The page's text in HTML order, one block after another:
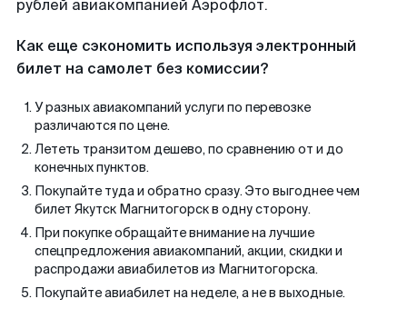
рублей авиакомпанией Аэрофлот.
Как еще сэкономить используя электронный
билет на самолет без комиссии?
У разных авиакомпаний услуги по перевозке
различаются по цене.
Лететь транзитом дешево, по сравнению от и до
конечных пунктов.
Покупайте туда и обратно сразу. Это выгоднее чем
билет Якутск Магнитогорск в одну сторону.
При покупке обращайте внимание на лучшие
спецпредложения авиакомпаний, акции, скидки и
распродажи авиабилетов из Магнитогорска.
Покупайте авиабилет на неделе, а не в выходные.